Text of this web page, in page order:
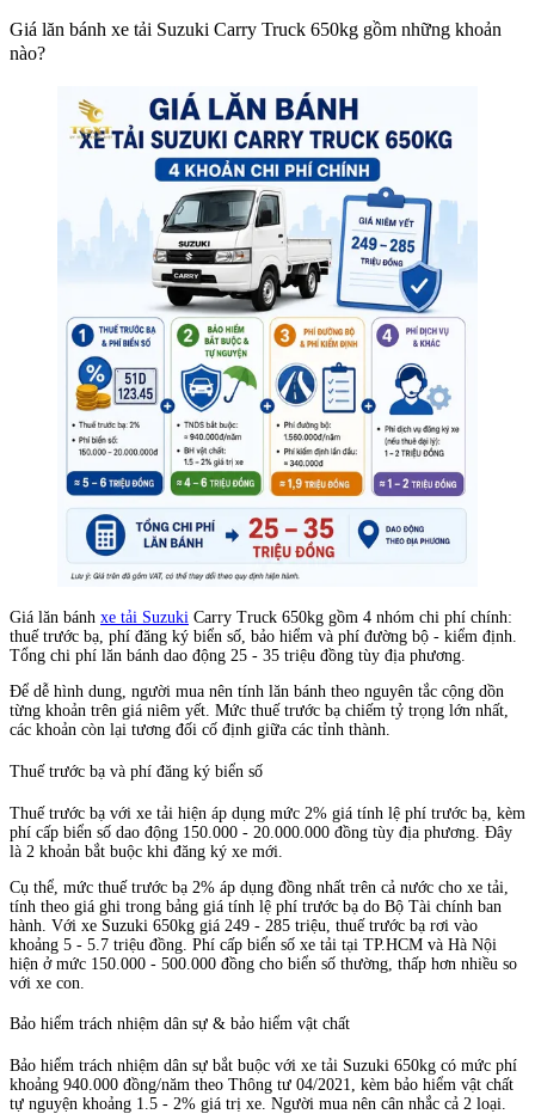
Giá lăn bánh xe tải Suzuki Carry Truck 650kg gồm những khoản
nào?
Giá lăn bánh xe tải Suzuki Carry Truck 650kg gồm 4 nhóm chi phí chính:
thuế trước bạ, phí đăng ký biển số, bảo hiểm và phí đường bộ - kiểm định.
Tổng chi phí lăn bánh dao động 25 - 35 triệu đồng tùy địa phương.
Để dễ hình dung, người mua nên tính lăn bánh theo nguyên tắc cộng dồn
từng khoản trên giá niêm yết. Mức thuế trước bạ chiếm tỷ trọng lớn nhất,
các khoản còn lại tương đối cố định giữa các tỉnh thành.
Thuế trước bạ và phí đăng ký biển số
Thuế trước bạ với xe tải hiện áp dụng mức 2% giá tính lệ phí trước bạ, kèm
phí cấp biển số dao động 150.000 - 20.000.000 đồng tùy địa phương. Đây
là 2 khoản bắt buộc khi đăng ký xe mới.
Cụ thể, mức thuế trước bạ 2% áp dụng đồng nhất trên cả nước cho xe tải,
tính theo giá ghi trong bảng giá tính lệ phí trước bạ do Bộ Tài chính ban
hành. Với xe Suzuki 650kg giá 249 - 285 triệu, thuế trước bạ rơi vào
khoảng 5 - 5.7 triệu đồng. Phí cấp biển số xe tải tại TP.HCM và Hà Nội
hiện ở mức 150.000 - 500.000 đồng cho biển số thường, thấp hơn nhiều so
với xe con.
Bảo hiểm trách nhiệm dân sự & bảo hiểm vật chất
Bảo hiểm trách nhiệm dân sự bắt buộc với xe tải Suzuki 650kg có mức phí
khoảng 940.000 đồng/năm theo Thông tư 04/2021, kèm bảo hiểm vật chất
tự nguyện khoảng 1.5 - 2% giá trị xe. Người mua nên cân nhắc cả 2 loại.